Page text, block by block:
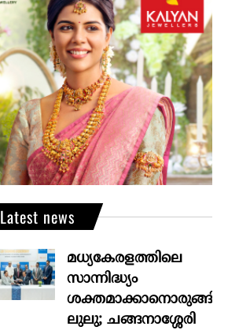
Latest news
മധ്യകേരളത്തിലെ
സാന്നിദ്ധ്യം
ശക്തമാക്കാനൊരുങ്ങി
ലുലു; ചങ്ങനാശ്ശേരി